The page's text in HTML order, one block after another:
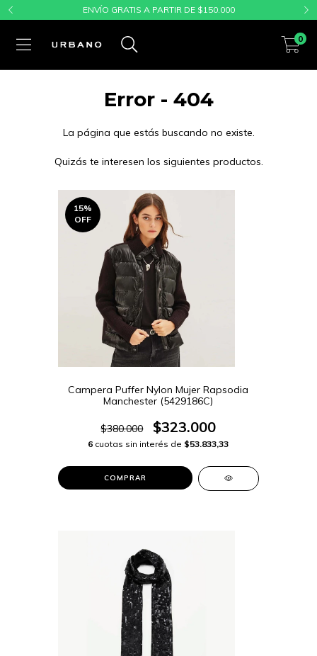
ENVÍO GRATIS A PARTIR DE $150.000
0
Error - 404
La página que estás buscando no existe.
Quizás te interesen los siguientes productos.
15%
OFF
Campera Puffer Nylon Mujer Rapsodia
Manchester (5429186C)
$380.000 $323.000
6 cuotas sin interés de $53.833,33
COMPRAR